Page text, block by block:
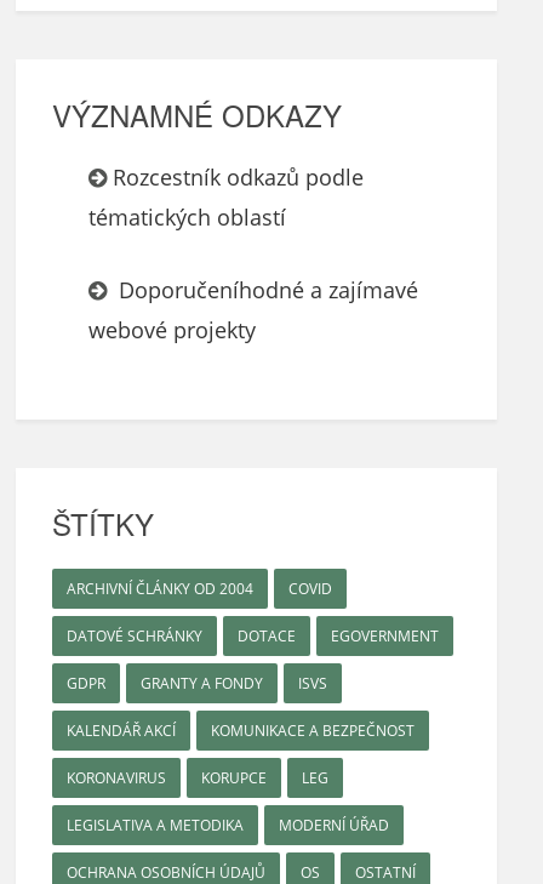
VÝZNAMNÉ ODKAZY
Rozcestník odkazů podle
tématických oblastí
Doporučeníhodné a zajímavé
webové projekty
ŠTÍTKY
ARCHIVNÍ ČLÁNKY OD 2004 COVID
DATOVÉ SCHRÁNKY DOTACE EGOVERNMENT
GDPR GRANTY A FONDY ISVS
KALENDÁŘ AKCÍ KOMUNIKACE A BEZPEČNOST
KORONAVIRUS KORUPCE LEG
LEGISLATIVA A METODIKA MODERNÍ ÚŘAD
OCHRANA OSOBNÍCH ÚDAJŮ OS OSTATNÍ